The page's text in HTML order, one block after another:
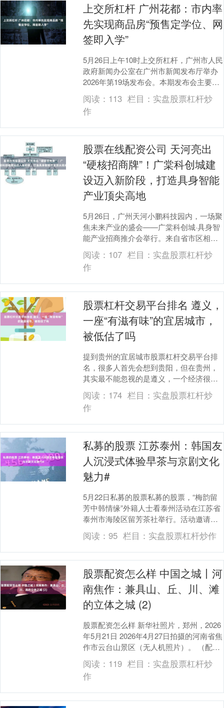
上交所杠杆 广州花都：市内率
先实现商品房“预售定学位、网
签即入学”
5月26日上午10时上交所杠杆，广州市人民
政府新闻办公室在广州市新闻发布厅举办
2026年第19场发布会。本期发布会主要发
布《关于进一步促进房地产市场平稳健康
发展....
阅读： 113 栏目： 实盘股票杠杆炒
作
股票在线配资公司 天河亮出
“硬核招商牌”！广棠科创城建
设迈入新阶段，打造具身智能
产业顶尖高地
5月26日，广州天河小鹏科技园内，一场聚
焦未来产业的盛会——广棠科创城·具身智
能产业招商推介会举行。来自省市区相关
局委、知名企业、投资机构、高校院所等
各界代表齐....
阅读： 107 栏目： 实盘股票杠杆炒
作
股票杠杆交易平台排名 遵义，
一座“有滋有味”的宜居城市，
被低估了吗
提到贵州的宜居城市股票杠杆交易平台排
名，很多人首先会想到贵阳，但在贵州，
其实最不能忽视的是遵义，一个经济很
强，又不像大城市那样匆忙，有历史厚重
感和山水间的诗意，....
阅读： 174 栏目： 实盘股票杠杆炒
作
私募的股票 江苏泰州：韩国友
人沉浸式体验早茶与京剧文化
魅力#
5月22日私募的股票私募的股票，“梅韵留
芳中韩情缘”外籍人士看泰州活动在江苏省
泰州市海陵区留芳茶社举行。活动邀请在
泰州工作的韩国友人，沉浸式感受泰州早
茶文化与梅....
阅读：95 栏目： 实盘股票杠杆炒作
股票配资怎么样 中国之城丨河
南焦作：兼具山、丘、川、滩
的立体之城 (2)
股票配资怎么样 新华社照片，郑州，2026
年5月21日 2026年4月27日拍摄的河南省焦
作市云台山景区（无人机照片）。 （配本
社同题文字稿） 新华社发股票配资....
阅读： 119 栏目： 实盘股票杠杆炒
作